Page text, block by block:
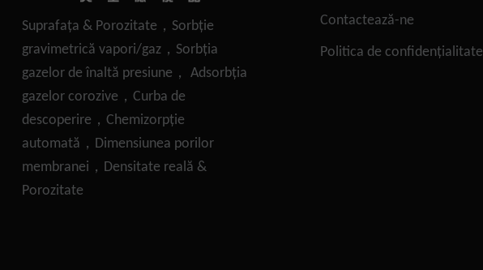
Suprafaţa & Porozitate，Sorbție
gravimetrică vapori/gaz，Sorbția
gazelor de înaltă presiune， Adsorbția
gazelor corozive，Curba de
descoperire，Chemizorpție
automată，Dimensiunea porilor
membranei，Densitate reală &
Porozitate
Contactează-ne
Politica de confidențialitate